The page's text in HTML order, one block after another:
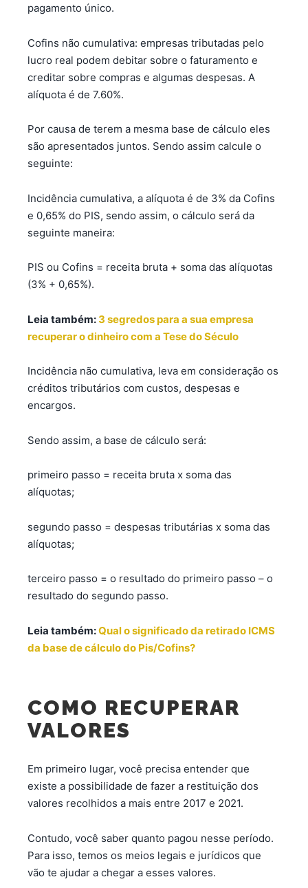
pagamento único.
Cofins não cumulativa: empresas tributadas pelo
lucro real podem debitar sobre o faturamento e
creditar sobre compras e algumas despesas. A
alíquota é de 7.60%.
Por causa de terem a mesma base de cálculo eles
são apresentados juntos. Sendo assim calcule o
seguinte:
Incidência cumulativa, a alíquota é de 3% da Cofins
e 0,65% do PIS, sendo assim, o cálculo será da
seguinte maneira:
PIS ou Cofins = receita bruta + soma das alíquotas
(3% + 0,65%).
Leia também: 3 segredos para a sua empresa
recuperar o dinheiro com a Tese do Século
Incidência não cumulativa, leva em consideração os
créditos tributários com custos, despesas e
encargos.
Sendo assim, a base de cálculo será:
primeiro passo = receita bruta x soma das
alíquotas;
segundo passo = despesas tributárias x soma das
alíquotas;
terceiro passo = o resultado do primeiro passo – o
resultado do segundo passo.
Leia também:Qual o significado da retirado ICMS
da base de cálculo do Pis/Cofins?
COMO RECUPERAR
VALORES
Em primeiro lugar, você precisa entender que
existe a possibilidade de fazer a restituição dos
valores recolhidos a mais entre 2017 e 2021.
Contudo, você saber quanto pagou nesse período.
Para isso, temos os meios legais e jurídicos que
vão te ajudar a chegar a esses valores.